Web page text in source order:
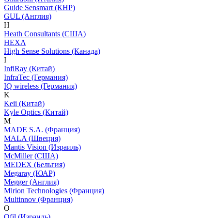
Guide Sensmart (КНР)
GUL (Англия)
H
Heath Consultants (США)
HEXA
High Sense Solutions (Канада)
I
InfiRay (Китай)
InfraTec (Германия)
IQ wireless (Германия)
K
Keii (Китай)
Kyle Optics (Китай)
M
MADE S.A. (Франция)
MALA (Швеция)
Mantis Vision (Израиль)
McMiller (США)
MEDEX (Бельгия)
Megaray (ЮАР)
Megger (Англия)
Mirion Technologies (Франция)
Multinnov (Франция)
O